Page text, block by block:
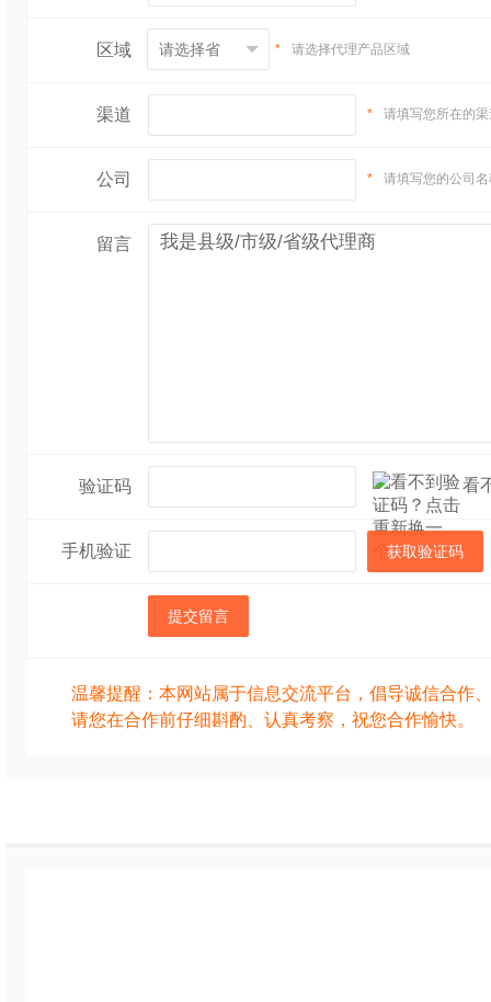
区域 * 请选择代理产品区域
渠道 * 请填写您所在的
公司 * 请填写您的公司
留言
验证码 看
手机验证 获取验证码
提交留言
温馨提醒：本网站属于信息交流平台，倡导诚信合作
请您在合作前仔细斟酌、认真考察，祝您合作愉快。